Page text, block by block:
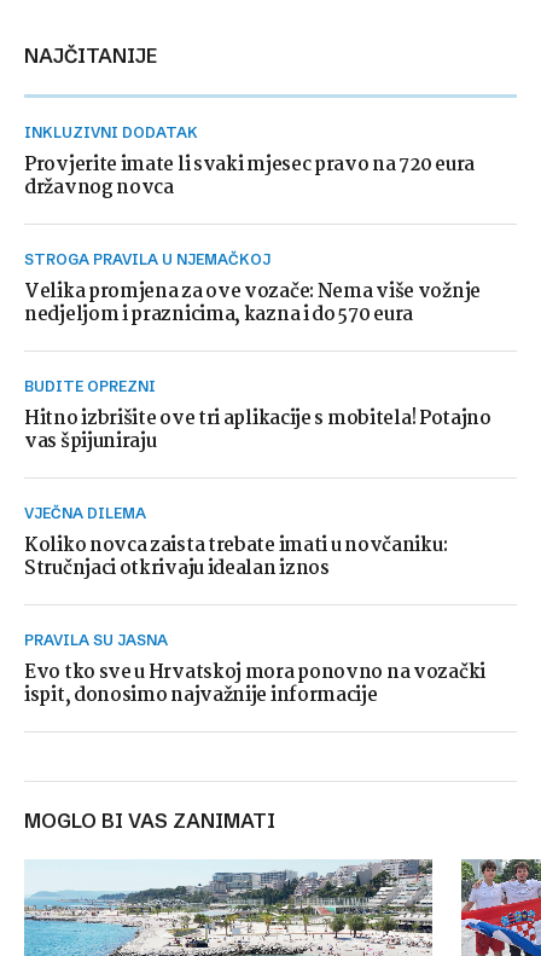
NAJČITANIJE
INKLUZIVNI DODATAK
Provjerite imate li svaki mjesec pravo na 720 eura
državnog novca
STROGA PRAVILA U NJEMAČKOJ
Velika promjena za ove vozače: Nema više vožnje
nedjeljom i praznicima, kazna i do 570 eura
BUDITE OPREZNI
Hitno izbrišite ove tri aplikacije s mobitela! Potajno
vas špijuniraju
VJEČNA DILEMA
Koliko novca zaista trebate imati u novčaniku:
Stručnjaci otkrivaju idealan iznos
PRAVILA SU JASNA
Evo tko sve u Hrvatskoj mora ponovno na vozački
ispit, donosimo najvažnije informacije
MOGLO BI VAS ZANIMATI